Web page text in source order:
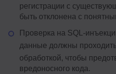
регистрации с
быть отклонена с
Проверка на SQL-
данные должны
обработкой, чтобы
вредоносного кода.